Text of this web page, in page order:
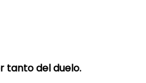
tanto del duelo.